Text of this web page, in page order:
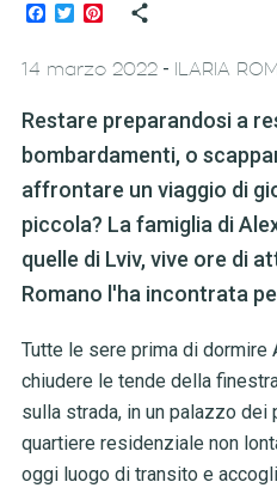
Facebook
TwitterPinterest
14 marzo 2022- ILARIA
Restare preparandosi a
bombardamenti, o
affrontare un viaggio di
piccola? La famiglia di
quelle di Lviv, vive ore di
Romano l'ha incontrata
Tutte le sere prima di dormire
chiudere le tende della
sulla strada, in un palazzo
quartiere residenziale non
oggi luogo di transito e